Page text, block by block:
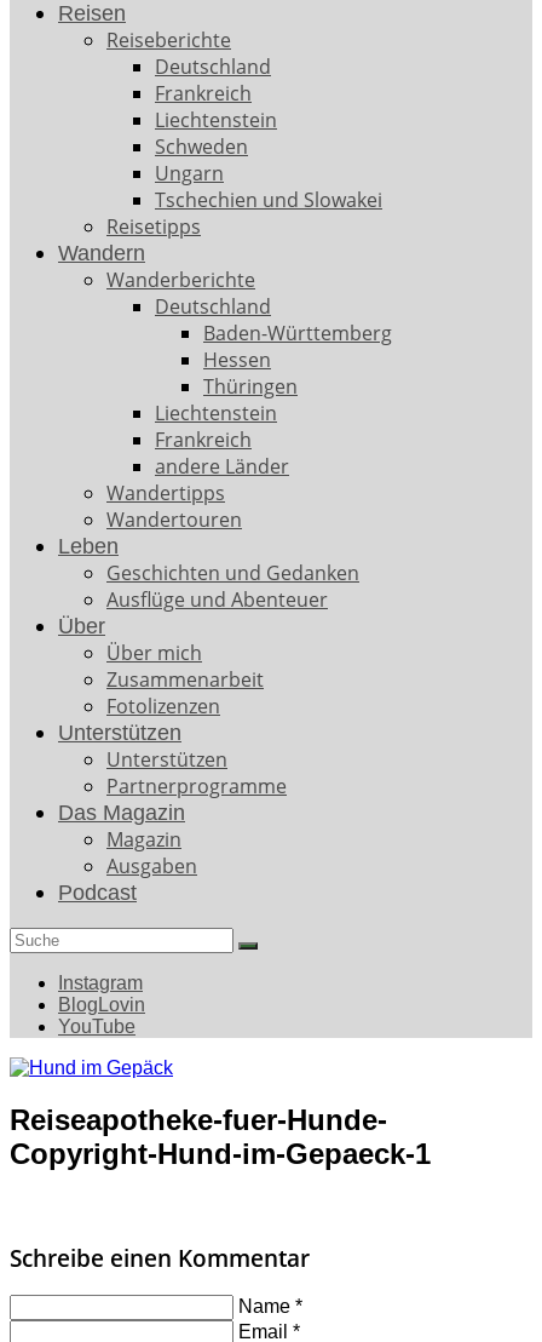
Reisen
Reiseberichte
Deutschland
Frankreich
Liechtenstein
Schweden
Ungarn
Tschechien und Slowakei
Reisetipps
Wandern
Wanderberichte
Deutschland
Baden-Württemberg
Hessen
Thüringen
Liechtenstein
Frankreich
andere Länder
Wandertipps
Wandertouren
Leben
Geschichten und Gedanken
Ausflüge und Abenteuer
Über
Über mich
Zusammenarbeit
Fotolizenzen
Unterstützen
Unterstützen
Partnerprogramme
Das Magazin
Magazin
Ausgaben
Podcast
Search
Instagram
BlogLovin
YouTube
Reiseapotheke-fuer-Hunde-
Copyright-Hund-im-Gepaeck-1
Schreibe einen Kommentar
Name *
Email *